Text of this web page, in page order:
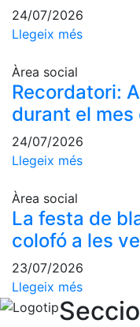
Campionat
Social Pàdel
Quadres
de joc
Quadre
d'Honor
Històric
del
Social
Normativa
Altres esports
Àrea social
24/07/2026
Llegeix més
Àrea social
Recordatori:
durant el
24/07/2026
Llegeix més
Àrea social
La festa de
colofó a les
23/07/2026
Llegeix més